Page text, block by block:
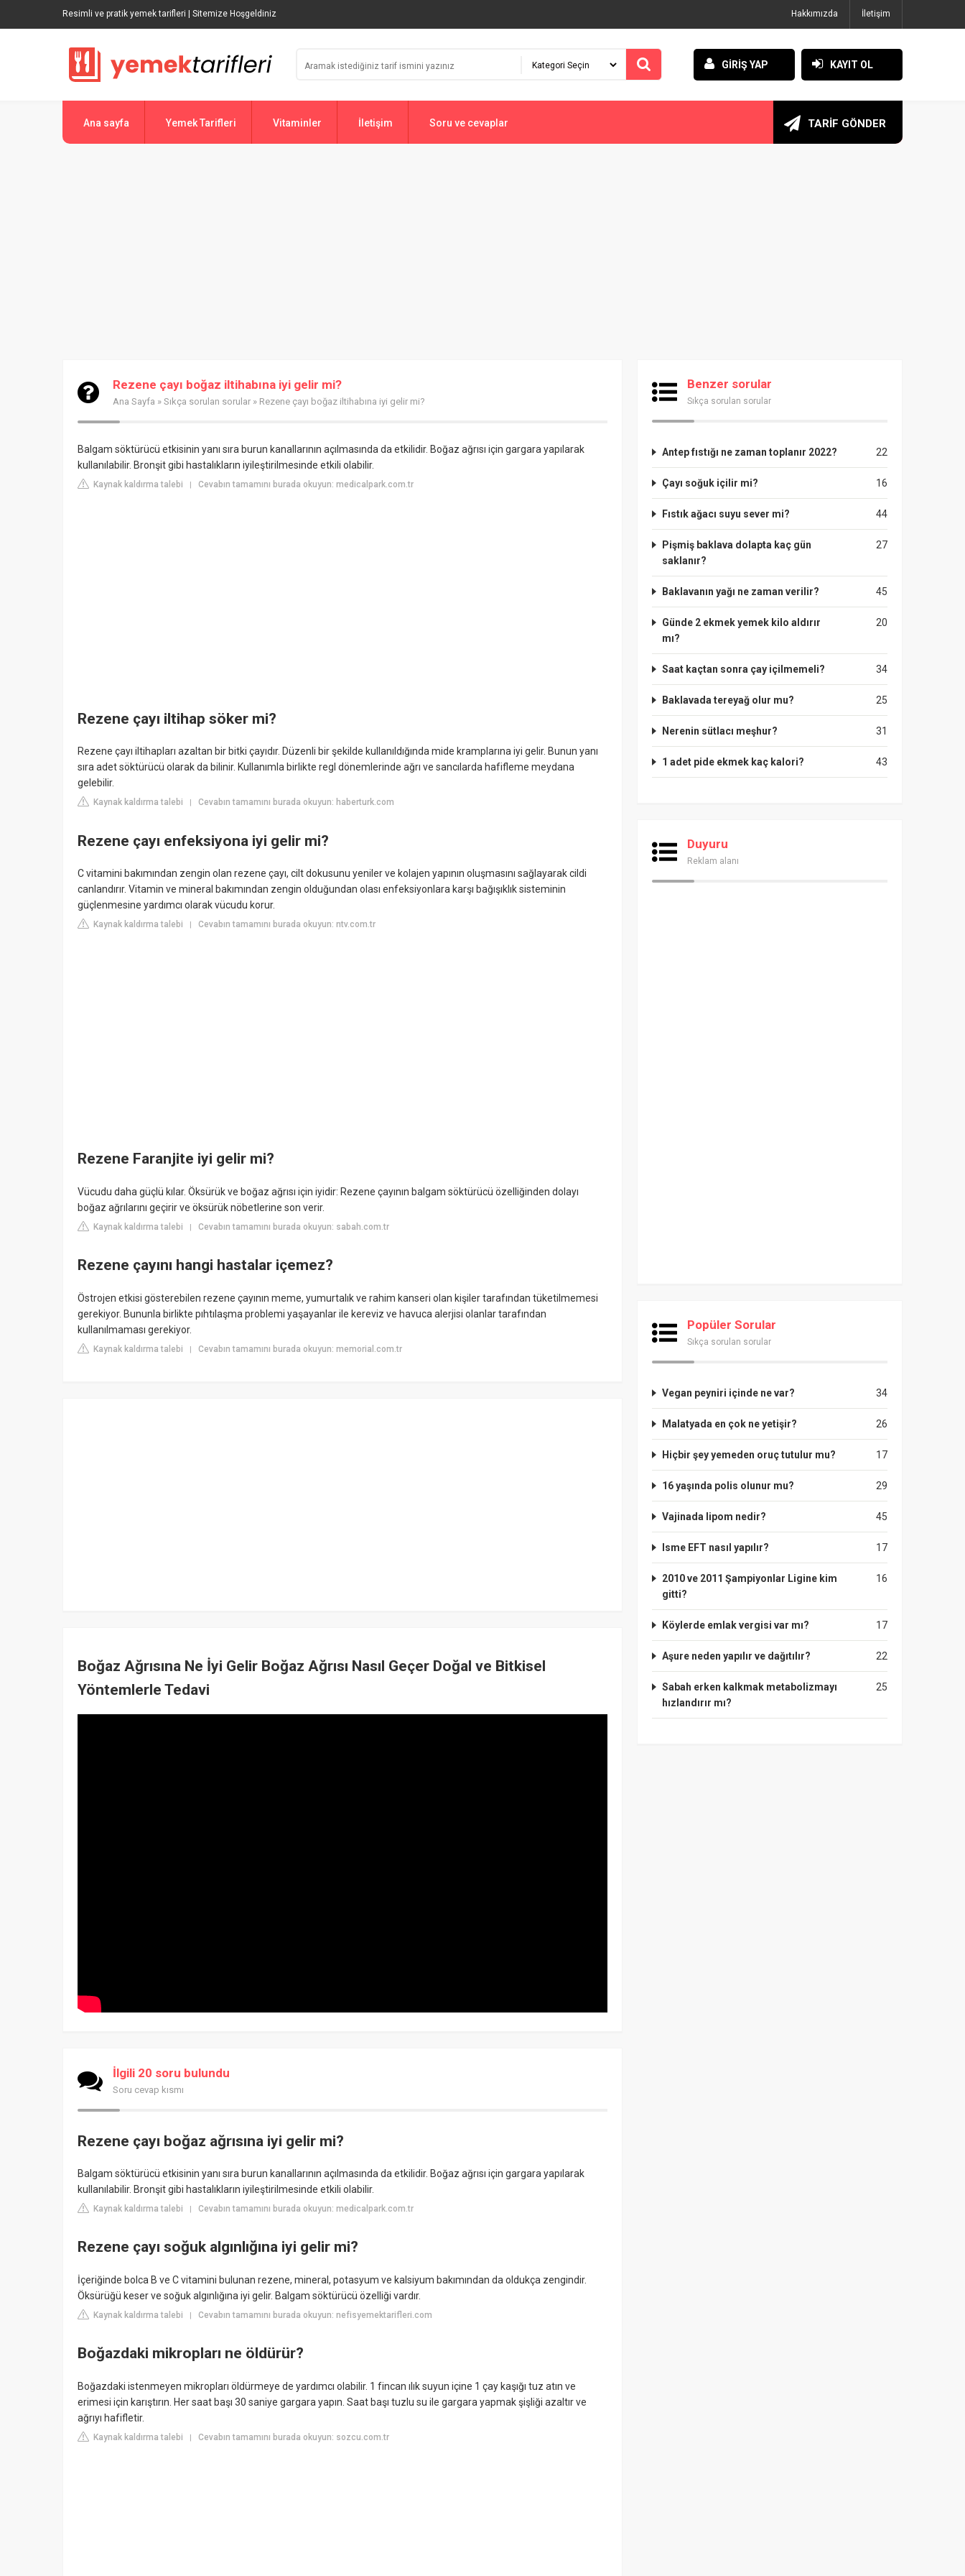
Resimli ve pratik yemek tarifleri | Sitemize Hoşgeldiniz Hakkımızda İletişim
GİRİŞ YAP KAYIT OL
Ana sayfa Yemek Tarifleri Vitaminler İletişim Soru ve cevaplar TARİF GÖNDER
Rezene çayı boğaz iltihabına iyi gelir mi?
Ana Sayfa » Sıkça sorulan sorular » Rezene çayı boğaz iltihabına iyi gelir mi?
Balgam söktürücü etkisinin yanı sıra burun kanallarının açılmasında da etkilidir. Boğaz ağrısı için gargara yapılarak
kullanılabilir. Bronşit gibi hastalıkların iyileştirilmesinde etkili olabilir.
Kaynak kaldırma talebi | Cevabın tamamını burada okuyun: medicalpark.com.tr
Rezene çayı iltihap söker mi?
Rezene çayı iltihapları azaltan bir bitki çayıdır. Düzenli bir şekilde kullanıldığında mide kramplarına iyi gelir. Bunun yanı
sıra adet söktürücü olarak da bilinir. Kullanımla birlikte regl dönemlerinde ağrı ve sancılarda hafifleme meydana
gelebilir.
Kaynak kaldırma talebi Cevabın tamamını burada okuyun: haberturk.com
Rezene çayı enfeksiyona iyi gelir mi?
C vitamini bakımından zengin olan rezene çayı, cilt dokusunu yeniler ve kolajen yapının oluşmasını sağlayarak cildi
canlandırır. Vitamin ve mineral bakımından zengin olduğundan olası enfeksiyonlara karşı bağışıklık sisteminin
güçlenmesine yardımcı olarak vücudu korur.
Kaynak kaldırma talebi Cevabın tamamını burada okuyun: ntv.com.tr
Rezene Faranjite iyi gelir mi?
Vücudu daha güçlü kılar. Öksürük ve boğaz ağrısı için iyidir: Rezene çayının balgam söktürücü özelliğinden dolayı
boğaz ağrılarını geçirir ve öksürük nöbetlerine son verir.
Kaynak kaldırma talebi | Cevabın tamamını burada okuyun: sabah.com.tr
Rezene çayını hangi hastalar içemez?
Östrojen etkisi gösterebilen rezene çayının meme, yumurtalık ve rahim kanseri olan kişiler tarafından tüketilmemesi
gerekiyor. Bununla birlikte pıhtılaşma problemi yaşayanlar ile kereviz ve havuca alerjisi olanlar tarafından
kullanılmaması gerekiyor.
Kaynak kaldırma talebi | Cevabın tamamını burada okuyun: memorial.com.tr
Boğaz Ağrısına Ne İyi Gelir Boğaz Ağrısı Nasıl Geçer Doğal ve Bitkisel
Yöntemlerle Tedavi
İlgili 20 soru bulundu
Soru cevap kısmı
Rezene çayı boğaz ağrısına iyi gelir mi?
Balgam söktürücü etkisinin yanı sıra burun kanallarının açılmasında da etkilidir. Boğaz ağrısı için gargara yapılarak
kullanılabilir. Bronşit gibi hastalıkların iyileştirilmesinde etkili olabilir.
Kaynak kaldırma talebi | Cevabın tamamını burada okuyun: medicalpark.com.tr
Rezene çayı soğuk algınlığına iyi gelir mi?
İçeriğinde bolca B ve C vitamini bulunan rezene, mineral, potasyum ve kalsiyum bakımından da oldukça zengindir.
Öksürüğü keser ve soğuk algınlığına iyi gelir. Balgam söktürücü özelliği vardır.
Kaynak kaldırma talebi | Cevabın tamamını burada okuyun: nefisyemektarifleri.com
Boğazdaki mikropları ne öldürür?
Boğazdaki istenmeyen mikropları öldürmeye de yardımcı olabilir. 1 fincan ılık suyun içine 1 çay kaşığı tuz atın ve
erimesi için karıştırın. Her saat başı 30 saniye gargara yapın. Saat başı tuzlu su ile gargara yapmak şişliği azaltır ve
ağrıyı hafifletir.
Kaynak kaldırma talebi | Cevabın tamamını burada okuyun: sozcu.com.tr
Benzer sorular
Sıkça sorulan sorular
22
Antep fıstığı ne zaman toplanır 2022?
16
Çayı soğuk içilir mi?
44
Fıstık ağacı suyu sever mi?
27
Pişmiş baklava dolapta kaç gün
saklanır?
45
Baklavanın yağı ne zaman verilir?
20
Günde 2 ekmek yemek kilo aldırır
mı?
34
Saat kaçtan sonra çay içilmemeli?
25
Baklavada tereyağ olur mu?
31
Nerenin sütlacı meşhur?
43
1 adet pide ekmek kaç kalori?
Duyuru
Reklam alanı
Popüler Sorular
Sıkça sorulan sorular
34
Vegan peyniri içinde ne var?
26
Malatyada en çok ne yetişir?
17
Hiçbir şey yemeden oruç tutulur mu?
29
16 yaşında polis olunur mu?
45
Vajinada lipom nedir?
17
Isme EFT nasıl yapılır?
16
2010 ve 2011 Şampiyonlar Ligine kim
gitti?
17
Köylerde emlak vergisi var mı?
22
Aşure neden yapılır ve dağıtılır?
25
Sabah erken kalkmak metabolizmayı
hızlandırır mı?